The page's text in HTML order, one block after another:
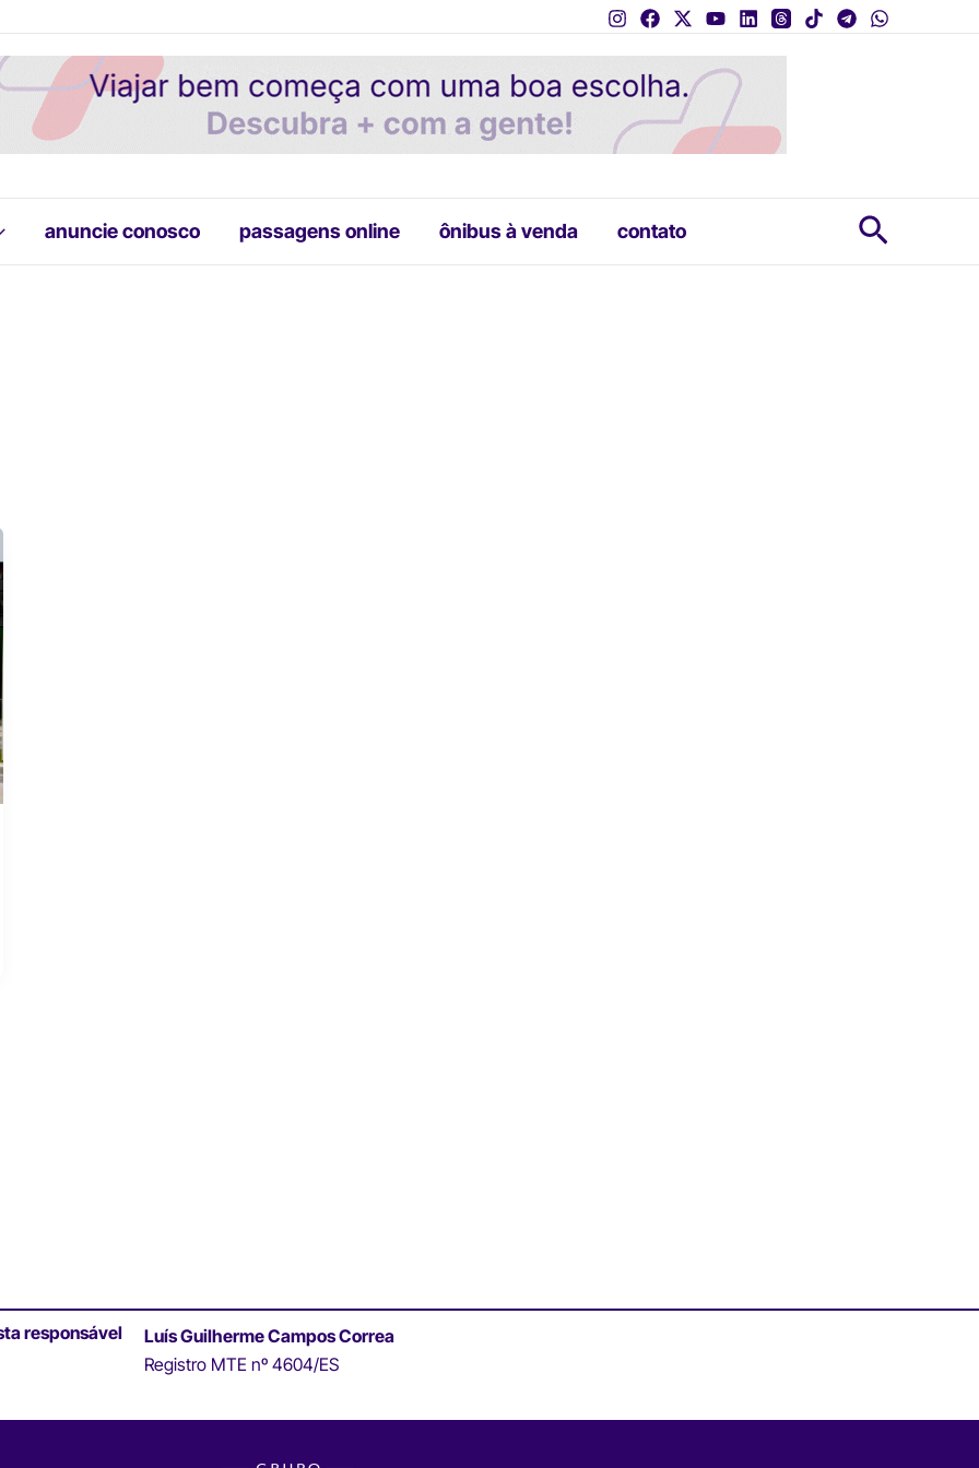
anuncie conosco passagens online ônibus à venda contato
responsável
Luís Guilherme Campos Correa
Registro MTE nº 4604/ES